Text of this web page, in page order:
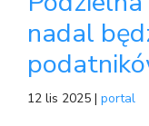
nadal
12 lis 2025 | portal